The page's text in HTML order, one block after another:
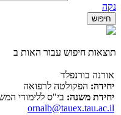
נקה
תוצאות חיפוש עבור האות ב
אורנה בורנפלד
יחידה: הפקולטה לרפואה
יחידת משנה: בי"ס ללימודי
ornalb@tauex.tau.ac.il